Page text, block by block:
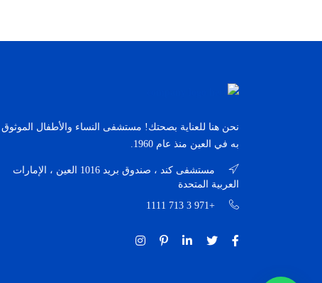
نحن هنا للعناية بصحتك! مستشفى النساء والأطفال الموثوق
به في العين منذ عام 1960.
مستشفى كند ، صندوق بريد 1016 العين ، الإمارات
العربية المتحدة
+971 3 713 1111